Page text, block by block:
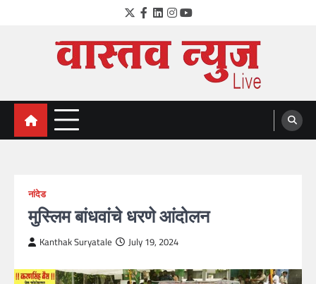
Twitter
Facebook
LinkedIn
Instagram
YouTube
VastavNEWSLive.com
a leading NEWS portal of Maharahstra
नांदेड
मुस्लिम बांधवांचे धरणे आंदोलन
Kanthak Suryatale July 19, 2024